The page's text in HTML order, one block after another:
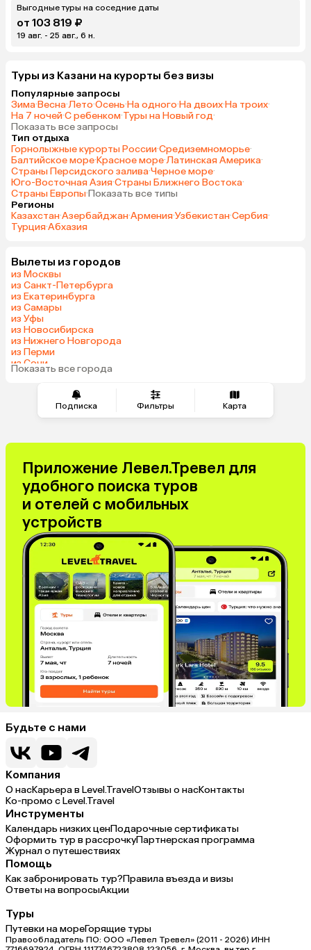
Подписка Фильтры Карта
Выгодные туры на соседние даты
от 103 819 ₽
19 авг. - 25 авг., 6 н.
Туры из Казани на курорты без визы
Популярные запросы
Зима·Весна·Лето·Осень·На одного·На двоих·На троих·
На 7 ночей·С ребенком·Туры на Новый год·
Показать все запросы
Тип отдыха
Горнолыжные курорты России·Средиземноморье·
Балтийское море·Красное море·Латинская Америка·
Страны Персидского залива·Черное море·
Юго-Восточная Азия·Страны Ближнего Востока·
Страны Европы·Показать все типы
Регионы
Казахстан·Азербайджан·Армения·Узбекистан·Сербия·
Турция·Абхазия
Вылеты из городов
из Москвы
из Санкт-Петербурга
из Екатеринбурга
из Самары
из Уфы
из Новосибирска
из Нижнего Новгорода
из Перми
из Сочи
из Челябинска
Показать все города
Приложение Левел.Тревел для
удобного поиска туров
и отелей с мобильных
устройств
Будьте с нами
Компания
О насКарьера в Level.TravelОтзывы о насКонтакты
Ко-промо с Level.Travel
Инструменты
Календарь низких ценПодарочные сертификаты
Оформить тур в рассрочкуПартнерская программа
Журнал о путешествиях
Помощь
Как забронировать тур?Правила въезда и визы
Ответы на вопросыАкции
Туры
Путевки на мореГорящие туры
Правообладатель ПО: ООО «Левел Тревел» (2011 - 2026) ИНН